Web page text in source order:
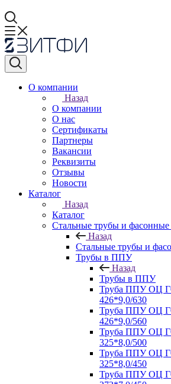
О компании
Назад
О компании
О нас
Сертификаты
Партнеры
Вакансии
Реквизиты
Отзывы
Новости
Каталог
Назад
Каталог
Стальные трубы и фасонные
Назад
Стальные трубы и
Трубы в ППУ
Назад
Трубы в ППУ
Труба ППУ ОЦ
426*9,0/630
Труба ППУ ОЦ
426*9,0/560
Труба ППУ ОЦ
325*8,0/500
Труба ППУ ОЦ
325*8,0/450
Труба ППУ ОЦ